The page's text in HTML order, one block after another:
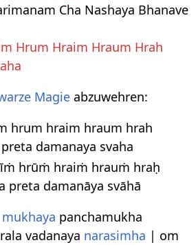
Cha Nashaya Bhanave
Hrum Hraim Hraum Hrah
Magie abzuwehren:
hrum hraim hraum hrah
preta damanaya svaha
hrūṁ hraiṁ hrauṁ hraḥ
preta damanāya svāhā
mukhaya panchamukha
vadanaya narasimha | om